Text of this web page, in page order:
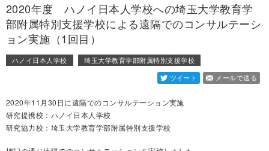
2020年度 ハノイ日本人学校への埼玉大学教育学
部附属特別支援学校による遠隔でのコンサルテーシ
ョン実施（1回目）
ハノイ日本人学校
埼玉大学教育学部附属特別支援学校
ツイート
メールで送る
2020年11月30日に遠隔でのコンサルテーション実施
研究提携校：ハノイ日本人学校
研究協力校：埼玉大学教育学部附属特別支援学校